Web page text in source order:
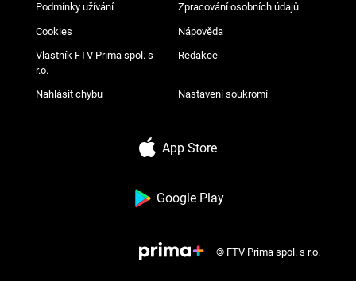
Podmínky užívání Zpracování osobních údajů
Cookies Nápověda
Vlastník FTV Prima spol. s
r.o.
Redakce
Nahlásit chybu Nastavení soukromí
App Store
Google Play
© FTV Prima spol. s r.o.